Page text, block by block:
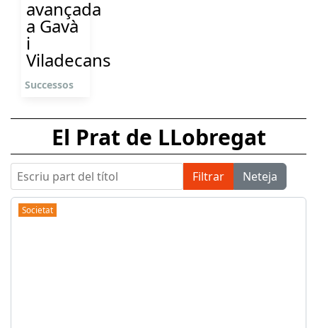
avançada
a Gavà
i
Viladecans
Successos
El Prat de LLobregat
Escriu part del títol Filtrar Neteja
Societat